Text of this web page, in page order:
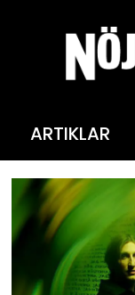
ARTIKLAR